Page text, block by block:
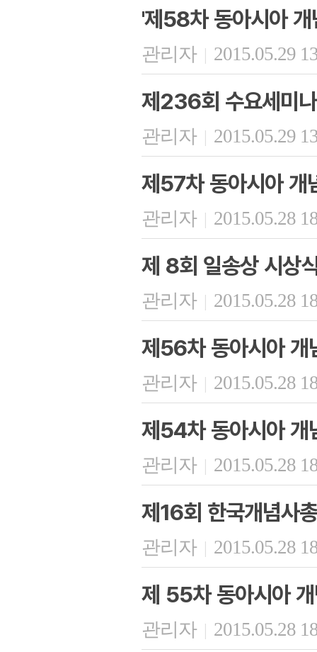
'제58차 동아시아
관리자 | 2015.05.29
제236회 수요세미나
관리자 | 2015.05.29
제57차 동아시아 개
관리자 | 2015.05.28
제 8회 일송상 시상
관리자 | 2015.05.28
제56차 동아시아 개
관리자 | 2015.05.28
제54차 동아시아 개
관리자 | 2015.05.28
제16회 한국개념사
관리자 | 2015.05.28
제 55차 동아시아
관리자 | 2015.05.28